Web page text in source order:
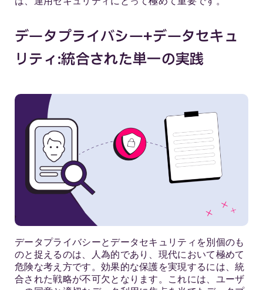
データプライバシー+データセキュ
リティ:統合された単一の実践
データプライバシーとデータセキュリティを別個のも
のと捉えるのは、人為的であり、現代において極めて
危険な考え方です。効果的な保護を実現するには、統
合された戦略が不可欠となります。これには、ユーザ